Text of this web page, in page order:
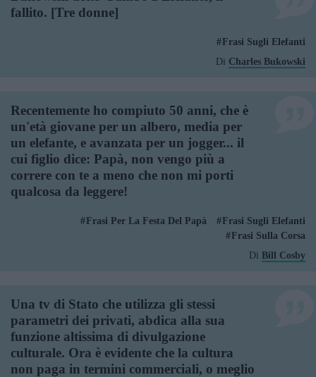
fallito. [Tre donne]
Frasi Sugli Elefanti
Di Charles Bukowski
Recentemente ho compiuto 50 anni, che è
un'età giovane per un albero, media per
un elefante, e avanzata per un jogger... il
cui figlio dice: Papà, non vengo più a
correre con te a meno che non mi porti
qualcosa da leggere!
Frasi Per La Festa Del Papà
Frasi Sugli Elefanti
Frasi Sulla Corsa
Di Bill Cosby
Una tv di Stato che utilizza gli stessi
parametri dei privati, abdica alla sua
funzione altissima di divulgazione
culturale. Ora è evidente che la cultura
non paga in termini commerciali, o meglio